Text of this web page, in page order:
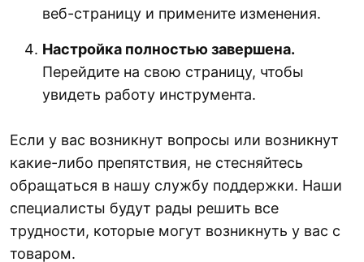
веб-страницу и примените изменения.
Настройка полностью завершена.
Перейдите на свою страницу, чтобы
увидеть работу инструмента.
Если у вас возникнут вопросы или возникнут
какие-либо препятствия, не стесняйтесь
обращаться в нашу службу поддержки. Наши
специалисты будут рады решить все
трудности, которые могут возникнуть у вас с
товаром.